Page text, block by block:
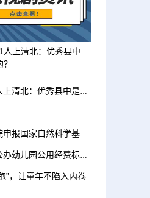
人上清北：优秀县中
一本率99.5%，41人上清北：优秀县中是如何避免塌陷的？
广东以色列理工学院申报国家自然科学基金项目取得新突破
教育部：首次明确公办幼儿园公用经费标准，2024年达到每人每年600元
”，让童年不陷入内卷